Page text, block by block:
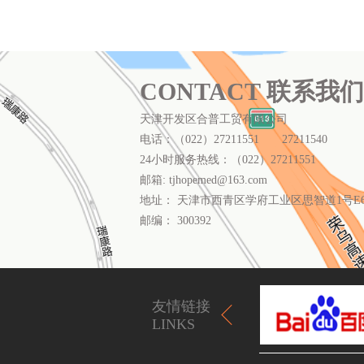
CONTACT 联系我们
天津开发区合普工贸有限公司
电话：（022）27211551 27211540
24小时服务热线：（022）27211551
邮箱: tjhopemed@163.com
地址： 天津市西青区学府工业区思智道1号
邮编： 300392
友情链接
LINKS